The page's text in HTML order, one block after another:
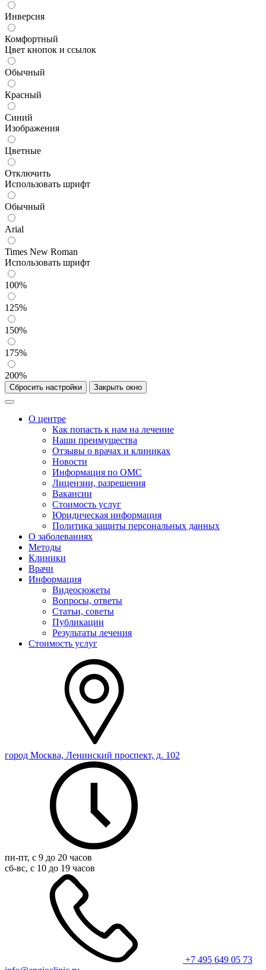
Инверсия
Комфортный
Цвет кнопок и ссылок
Обычный
Красный
Синий
Изображения
Цветные
Отключить
Использовать шрифт
Обычный
Arial
Times New Roman
Использовать шрифт
100%
125%
150%
175%
200%
Сбросить настройки Закрыть окно
О центре
Как попасть к нам на лечение
Наши преимущества
Отзывы о врачах и клиниках
Новости
Информация по ОМС
Лицензии, разрешения
Вакансии
Стоимость услуг
Юридическая информация
Политика защиты персональных данных
О заболеваниях
Методы
Клиники
Врачи
Информация
Видеосюжеты
Вопросы, ответы
Статьи, советы
Публикации
Результаты лечения
Стоимость услуг
город Москва, Ленинский проспект, д. 102
пн-пт, с 9 до 20 часов
сб-вс, с 10 до 19 часов
+7 495 649 05 73